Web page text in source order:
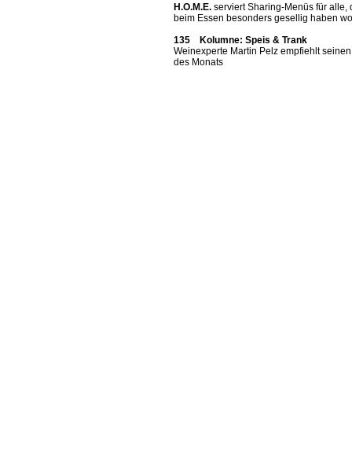
H.O.M.E. serviert Sharing-Menüs für alle,
beim Essen besonders gesellig haben
135 Kolumne: Speis & Trank
Weinexperte Martin Pelz empfiehlt
des Monats